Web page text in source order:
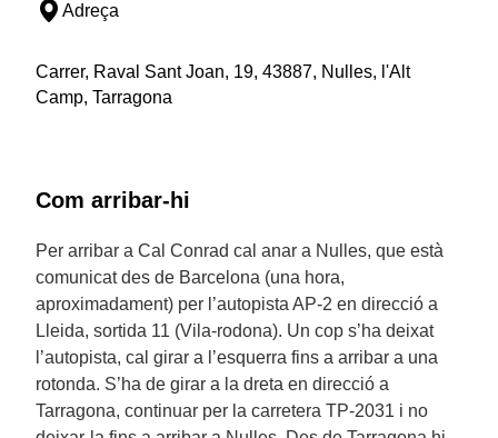
Adreça
Carrer, Raval Sant Joan, 19, 43887, Nulles, l'Alt
Camp, Tarragona
Com arribar-hi
Per arribar a Cal Conrad cal anar a Nulles, que està
comunicat des de Barcelona (una hora,
aproximadament) per l’autopista AP-2 en direcció a
Lleida, sortida 11 (Vila-rodona). Un cop s’ha deixat
l’autopista, cal girar a l’esquerra fins a arribar a una
rotonda. S’ha de girar a la dreta en direcció a
Tarragona, continuar per la carretera TP-2031 i no